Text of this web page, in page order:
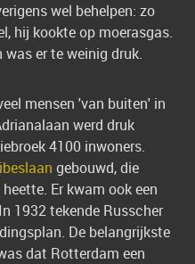
wel behelpen: zo
hij kookte op moerasgas.
was er te weinig druk.
mensen 'van buiten' in
werd druk
4100 inwoners.
gebouwd, die
Er kwam ook een
1932 tekende Russcher
De belangrijkste
dat Rotterdam een